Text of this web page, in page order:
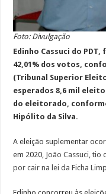
Foto: Divulgação
Edinho Cassuci do
42,01% dos votos,
(Tribunal Superior
esperados 8,6 mil
do eleitorado,
Hipólito da Silva.
A eleição suplementar
em 2020, João Cassuci, tio
por cair na lei da Ficha